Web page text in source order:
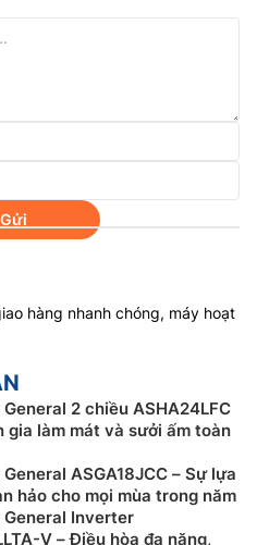
lạnh hiệu quả hơn với
minh
chỉ hướng hơi lạnh vào
con người mà nó còn có
độ vừa tránh người dùng
kiệm điện.
cảm giác mát lạnh tức
lâu
này,điều hòa 12000btu
V sẽ ngay lập tức đẩy
Gửi
hàng nhanh chóng, máy hoạt
2 chiều ASHA24LFC
gia làm mát và sưởi ấm toàn
ASGA18JCC – Sự lựa
hảo cho mọi mùa trong năm
Inverter
V – Điều hòa đa năng,